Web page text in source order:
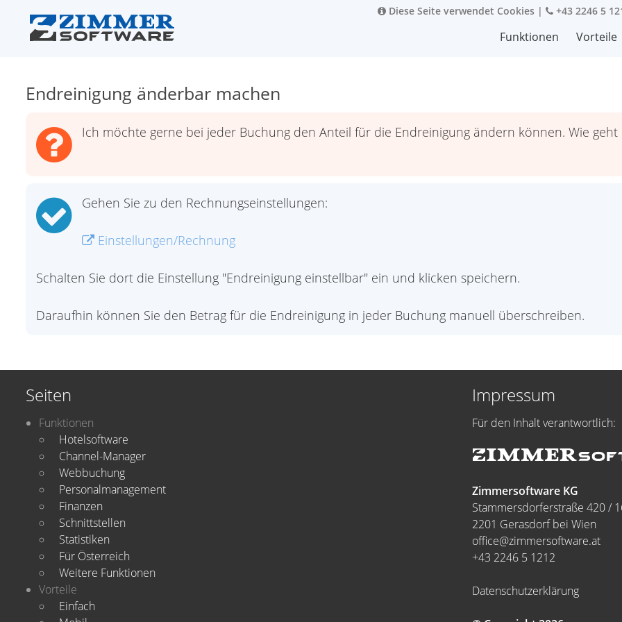
Diese Seite verwendet Cookies | +43 2246 5
Funktionen Vorteile
Endreinigung änderbar machen
Ich möchte gerne bei jeder Buchung den Anteil für die Endreinigung ändern können. Wie geht
Gehen Sie zu den Rechnungseinstellungen:
Einstellungen/Rechnung
Schalten Sie dort die Einstellung "Endreinigung einstellbar" ein und klicken speichern.
Daraufhin können Sie den Betrag für die Endreinigung in jeder Buchung manuell überschreiben.
Seiten
Funktionen
Hotelsoftware
Channel-Manager
Webbuchung
Personalmanagement
Finanzen
Schnittstellen
Statistiken
Für Österreich
Weitere Funktionen
Vorteile
Einfach
Impressum
Für den Inhalt verantwortlich:
Zimmersoftware KG
Stammersdorferstraße 420 /
2201 Gerasdorf bei Wien
office@zimmersoftware.at
+43 2246 5 1212
Datenschutzerklärung